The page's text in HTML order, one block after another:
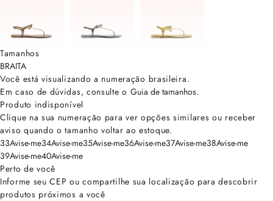
Tamanhos
BRAITA
Você está visualizando a numeração brasileira.
Em caso de dúvidas, consulte o Guia de tamanhos.
Produto indisponível
Clique na sua numeração para ver opções similares ou receber
aviso quando o tamanho voltar ao estoque.
33Avise-me34Avise-me35Avise-me36Avise-me37Avise-me38Avise-me
39Avise-me40Avise-me
Perto de você
Informe seu CEP ou compartilhe sua localização para descobrir
produtos próximos a você